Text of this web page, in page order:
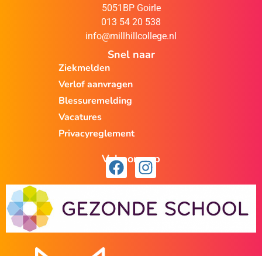
5051BP Goirle
013 54 20 538
info@millhillcollege.nl
Snel naar
Ziekmelden
Verlof aanvragen
Blessuremelding
Vacatures
Privacyreglement
Volg ons op